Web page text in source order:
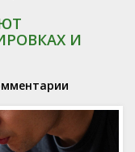
И